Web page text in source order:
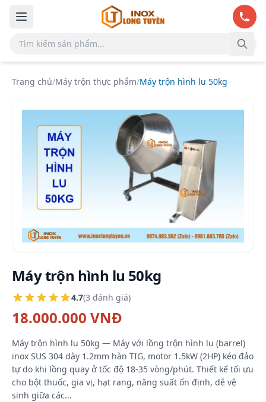
Bỏ qua đến nội dung chính
Trang chủ/Máy trộn thực phẩm/Máy trộn hình lu 50kg
Máy trộn hình lu 50kg
4.7(3 đánh giá)
18.000.000 VNĐ
Máy trộn hình lu 50kg — Máy với lồng trộn hình lu (barrel)
inox SUS 304 dày 1.2mm hàn TIG, motor 1.5kW (2HP) kéo đảo
tự do khi lồng quay ở tốc độ 18-35 vòng/phút. Thiết kế tối ưu
cho bột thuốc, gia vị, hạt rang, năng suất ổn định, dễ vệ
sinh giữa các...